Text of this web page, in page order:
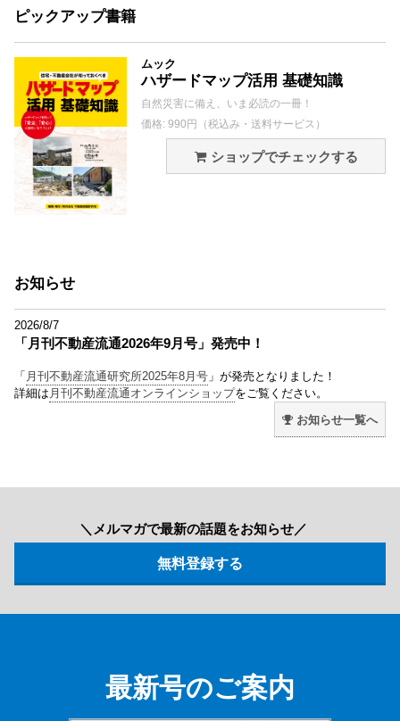
ピックアップ書籍
ムック
ハザードマップ活用 基礎知識
自然災害に備え、いま必読の一冊！
価格: 990円（税込み・送料サービス）
ショップでチェックする
お知らせ
2026/8/7
「月刊不動産流通2026年9月号」発売中！
「 月刊不動産流通研究所2025年8月号 」が発売となりました！
詳細は 月刊不動産流通オンラインショップをご覧ください。
お知らせ一覧へ
＼メルマガで最新の話題をお知らせ／
最新号のご案内